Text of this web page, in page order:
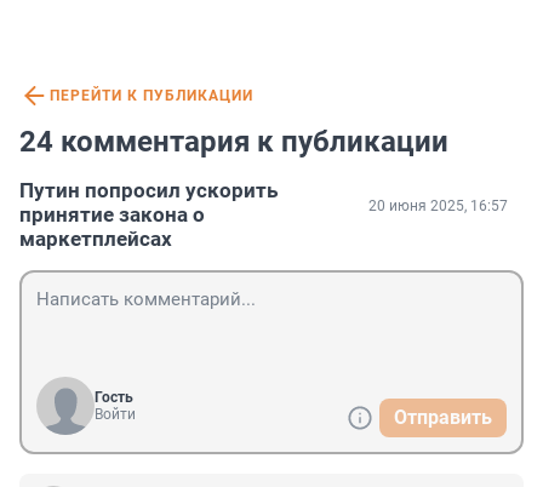
ПЕРЕЙТИ К ПУБЛИКАЦИИ
24 комментария к публикации
Путин попросил ускорить
принятие закона о
маркетплейсах
20 июня 2025, 16:57
Гость
Войти
Отправить